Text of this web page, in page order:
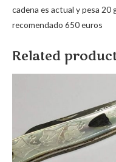
cadena es actual y pesa 20
recomendado 650 euros
Related